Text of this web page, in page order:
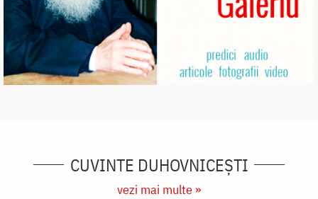
CUVINTE DUHOVNICEȘTI
vezi mai multe »